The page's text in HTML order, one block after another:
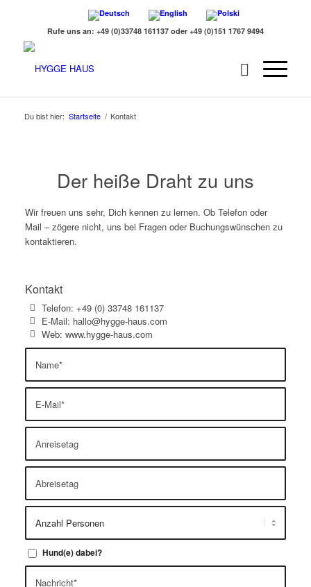
Rufe uns an: +49 (0)33748 161137 oder +49 (0)151 1767 9494
Du bist hier: Startseite / Kontakt
Der heiße Draht zu uns
Wir freuen uns sehr, Dich kennen zu lernen. Ob Telefon oder
Mail – zögere nicht, uns bei Fragen oder Buchungswünschen zu
kontaktieren.
Kontakt
Telefon: +49 (0) 33748 161137
E-Mail: hallo@hygge-haus.com
Web: www.hygge-haus.com
Hund(e) dabei?